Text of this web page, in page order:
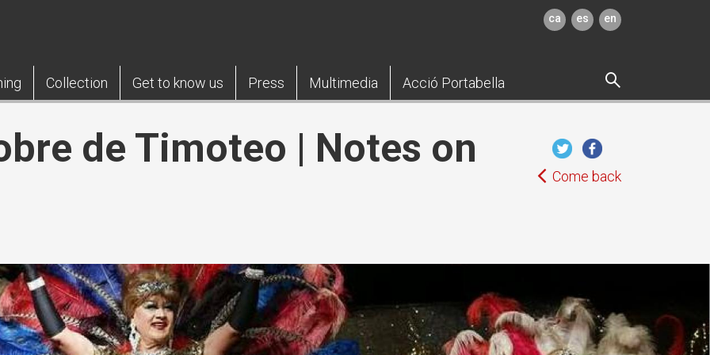
ca es en
Collection Get to know us Press Multimedia Acció Portabella
de Timoteo | Notes on
Come back